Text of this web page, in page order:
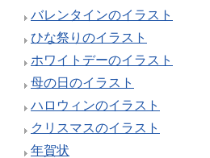
バレンタインのイラスト
ひな祭りのイラスト
ホワイトデーのイラスト
母の日のイラスト
ハロウィンのイラスト
クリスマスのイラスト
年賀状